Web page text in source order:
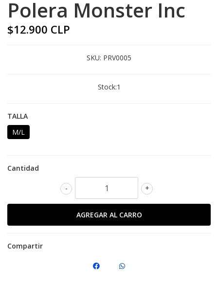
Polera Monster Inc
$12.900 CLP
SKU: PRV0005
Stock:1
TALLA
M/L
Cantidad
+
-
Compartir